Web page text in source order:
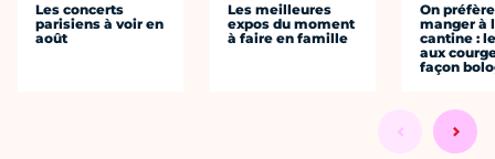
Les concerts
parisiens à voir en
août
Les meilleures
expos du moment
à faire en famille
On préfère
manger à
cantine :
aux
façon